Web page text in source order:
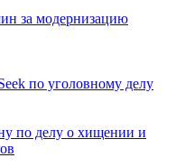
за модернизацию
по уголовному делу
по делу о хищении и